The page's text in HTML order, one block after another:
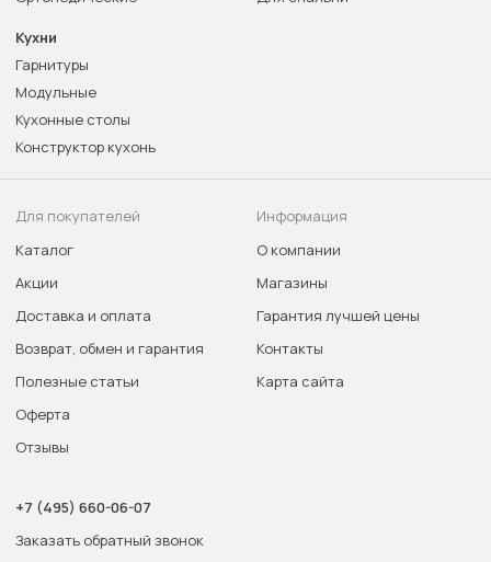
Кухни
Гарнитуры
Модульные
Кухонные столы
Конструктор кухонь
Для покупателей
Каталог
Акции
Доставка и оплата
Возврат, обмен и гарантия
Полезные статьи
Оферта
Отзывы
Информация
О компании
Магазины
Гарантия лучшей цены
Контакты
Карта сайта
+7 (495) 660-06-07
Заказать обратный звонок